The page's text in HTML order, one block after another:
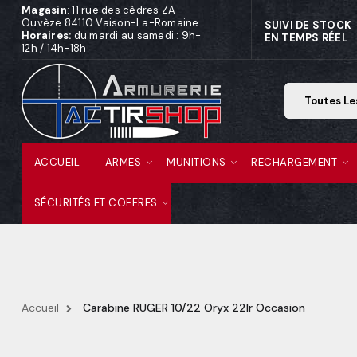
Magasin: 11 rue des cèdres ZA
Ouvèze 84110 Vaison-La-Romaine
Horaires: du mardi au samedi : 9h-
12h / 14h-18h
SUIVI DE STOCK
EN TEMPS RÉEL
ACCUEIL ARMES MUNITIONS RECHARGEMENT
SÉCURITÉS ET COFFRES
Accueil Carabine RUGER 10/22 Oryx 22lr Occasion